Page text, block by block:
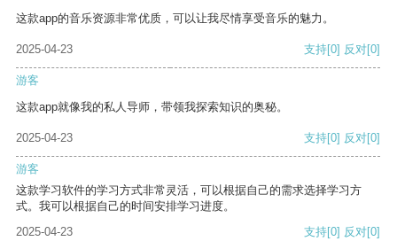
这款app的音乐资源非常优质，可以让我尽情享受音乐的魅力。
2025-04-23 支持[0] 反对[0]
游客
这款app就像我的私人导师，带领我探索知识的奥秘。
2025-04-23 支持[0] 反对[0]
游客
这款学习软件的学习方式非常灵活，可以根据自己的需求选择学习方
式。我可以根据自己的时间安排学习进度。
2025-04-23
支持[0] 反对[0]